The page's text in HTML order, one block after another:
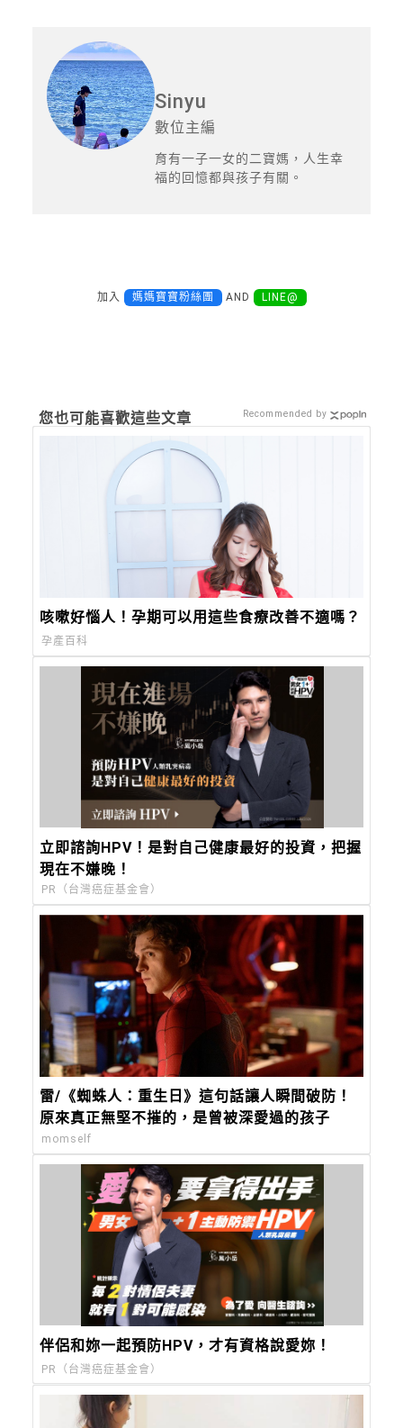
Sinyu
數位主編
育有一子一女的二寶媽，人生幸
福的回憶都與孩子有關。
加入 媽媽寶寶粉絲團 AND LINE@
您也可能喜歡這些文章
咳嗽好惱人！孕期可以用這些食療改善不適嗎？
孕產百科
立即諮詢HPV！是對自己健康最好的投資，把握
現在不嫌晚！
PR（台灣癌症基金會）
雷/《蜘蛛人：重生日》這句話讓人瞬間破防！
原來真正無堅不摧的，是曾被深愛過的孩子
momself
伴侶和妳一起預防HPV，才有資格說愛妳！
PR（台灣癌症基金會）
Recommended by